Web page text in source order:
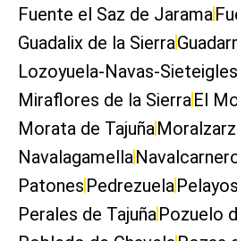
Fuente el Saz de Jarama
Guadalix de la Sierra
Lozoyuela-Navas-
Miraflores de la SierraEl
Morata de Tajuña
Navalagamella
Patones Pedrezuela
Perales de TajuñaPozuelo